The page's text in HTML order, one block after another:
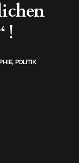
!
, POLITIK